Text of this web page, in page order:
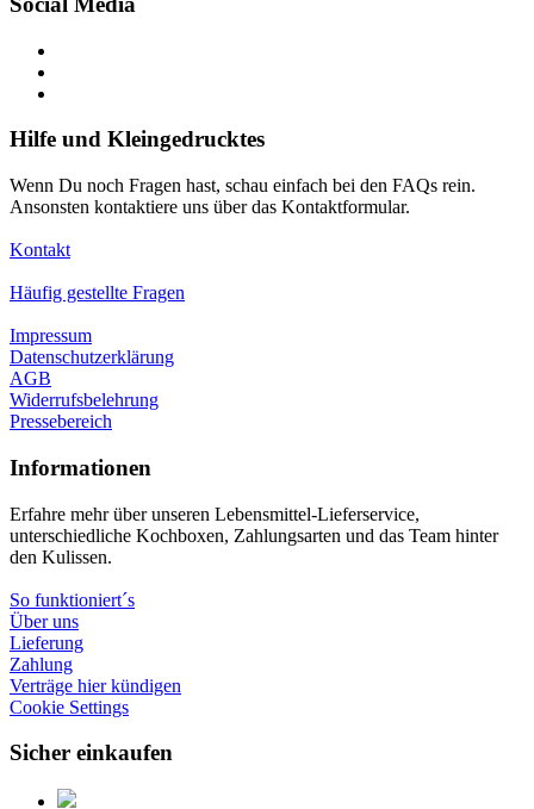
Hilfe und Kleingedrucktes
Wenn Du noch Fragen hast, schau einfach bei den FAQs rein.
Ansonsten kontaktiere uns über das Kontaktformular.
Kontakt
Häufig gestellte Fragen
Impressum
Datenschutzerklärung
AGB
Widerrufsbelehrung
Pressebereich
Informationen
Erfahre mehr über unseren Lebensmittel-Lieferservice,
unterschiedliche Kochboxen, Zahlungsarten und das Team hinter
den Kulissen.
So funktioniert´s
Über uns
Lieferung
Zahlung
Verträge hier kündigen
Cookie Settings
Sicher einkaufen